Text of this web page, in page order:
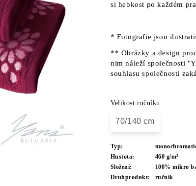
si hebkost po každém
* Fotografie jsou
** Obrázky a design
nim náleží společnosti
souhlasu společnosti
Velikost ručníku:
70/140 cm
Typ:
Hustota:
460 g/m²
Složení:
100% mikro
Druhprodukt:
ručník